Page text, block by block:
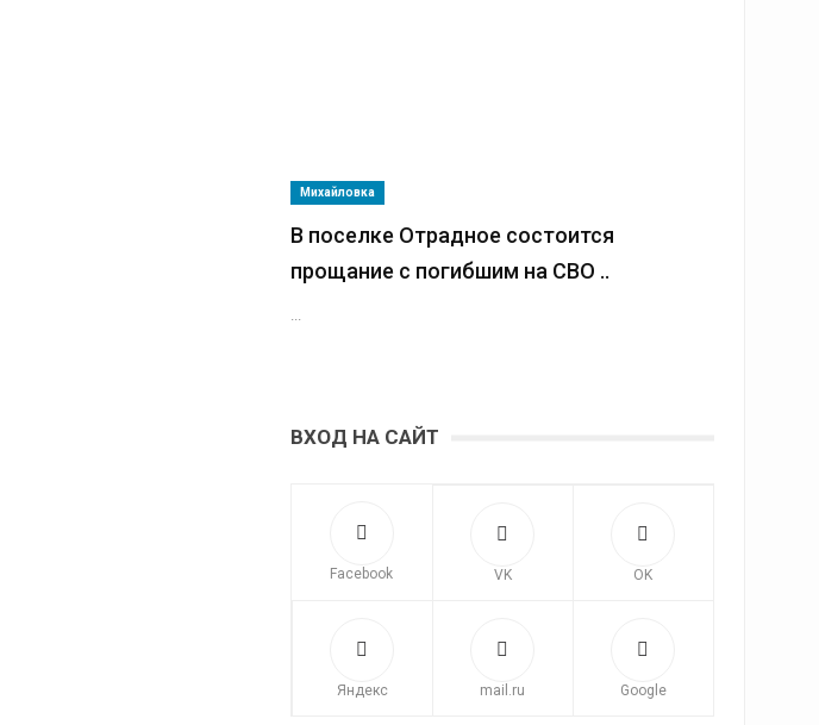
Михайловка
В поселке Отрадное состоится
прощание с погибшим на СВО ..
...
ВХОД НА САЙТ
Facebook VK OK
Яндекс mail.ru Google